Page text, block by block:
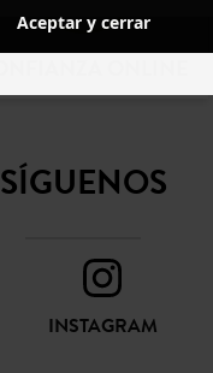
SÍGUENOS
INSTAGRAM
Aceptar y cerrar